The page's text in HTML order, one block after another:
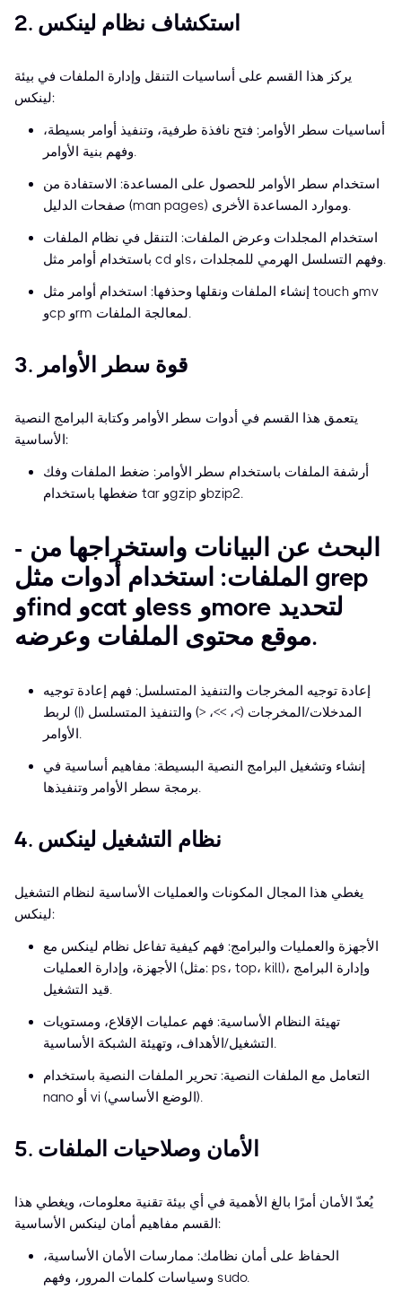
2. استكشاف نظام لينكس
يركز هذا القسم على أساسيات التنقل وإدارة الملفات في بيئة
لينكس:
أساسيات سطر الأوامر: فتح نافذة طرفية، وتنفيذ أوامر بسيطة،
وفهم بنية الأوامر.
استخدام سطر الأوامر للحصول على المساعدة: الاستفادة من
صفحات الدليل (man pages) وموارد المساعدة الأخرى.
استخدام المجلدات وعرض الملفات: التنقل في نظام الملفات
باستخدام أوامر مثل cd وls، وفهم التسلسل الهرمي للمجلدات.
إنشاء الملفات ونقلها وحذفها: استخدام أوامر مثل touch وmv
وcp وrm لمعالجة الملفات.
3. قوة سطر الأوامر
يتعمق هذا القسم في أدوات سطر الأوامر وكتابة البرامج النصية
الأساسية:
أرشفة الملفات باستخدام سطر الأوامر: ضغط الملفات وفك
ضغطها باستخدام tar وgzip وbzip2.
- البحث عن البيانات واستخراجها من
الملفات: استخدام أدوات مثل grep
وfind وcat وless وmore لتحديد
موقع محتوى الملفات وعرضه.
إعادة توجيه المخرجات والتنفيذ المتسلسل: فهم إعادة توجيه
المدخلات/المخرجات (>، >>، <) والتنفيذ المتسلسل (|) لربط
الأوامر.
إنشاء وتشغيل البرامج النصية البسيطة: مفاهيم أساسية في
برمجة سطر الأوامر وتنفيذها.
4. نظام التشغيل لينكس
يغطي هذا المجال المكونات والعمليات الأساسية لنظام التشغيل
لينكس:
الأجهزة والعمليات والبرامج: فهم كيفية تفاعل نظام لينكس مع
الأجهزة، وإدارة العمليات (مثل: ps، top، kill)، وإدارة البرامج
قيد التشغيل.
تهيئة النظام الأساسية: فهم عمليات الإقلاع، ومستويات
التشغيل/الأهداف، وتهيئة الشبكة الأساسية.
التعامل مع الملفات النصية: تحرير الملفات النصية باستخدام
nano أو vi (الوضع الأساسي).
5. الأمان وصلاحيات الملفات
يُعدّ الأمان أمرًا بالغ الأهمية في أي بيئة تقنية معلومات، ويغطي هذا
القسم مفاهيم أمان لينكس الأساسية:
الحفاظ على أمان نظامك: ممارسات الأمان الأساسية،
وسياسات كلمات المرور، وفهم sudo.